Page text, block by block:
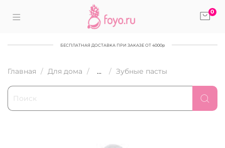
0
БЕСПЛАТНАЯ ДОСТАВКА ПРИ ЗАКАЗЕ ОТ 4000р
Главная Для дома ... Зубные пасты